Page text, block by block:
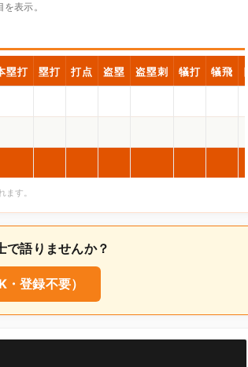
表示。
塁打 塁打 打点 盗塁 盗塁刺 犠打 犠飛
す。
で語りませんか？
登録不要）